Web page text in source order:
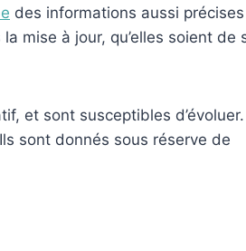
des informations aussi
mise à jour, qu’elles soient de
et sont susceptibles
sont donnés sous réserve de